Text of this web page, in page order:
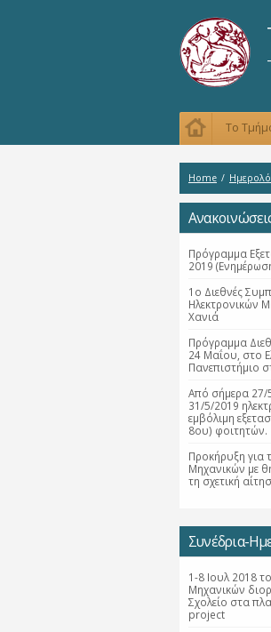
Το
Home /
Πρόγραμμα
2019
1ο Διεθνές
Ηλεκτρονικών
Χανιά
Πρόγραμμα
24 Μαΐου, στο
Πανεπιστήμιο
Από σήμερα 27/
31/5/2019
εμβόλιμη
8ου) φοιτητών.
Προκήρυξη για
Μηχανικών με
τη σχετική
Συνέδρια-
1-8 Ιουλ 2018
Μηχανικών
Σχολείο στα
project